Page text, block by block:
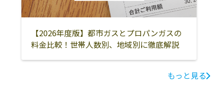
【2026年度版】都市ガスとプロパンガスの
料金比較！世帯人数別、地域別に徹底解説
もっと見る